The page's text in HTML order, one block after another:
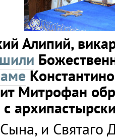
Алипий,
Митрофан
и Святаго